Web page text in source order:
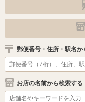
郵便番号・住所・駅名か
お店の名前から検索する